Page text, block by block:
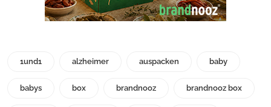
1und1 alzheimer auspacken baby
babys box brandnooz brandnooz box